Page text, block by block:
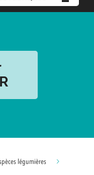
légumières